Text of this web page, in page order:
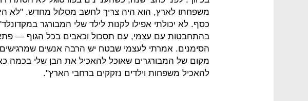
משפחתו לארץ, הוא היה צריך לחשב מסלול מחדש. "לא
כסף. לא יכולתי אפילו לקנות לילד שלי המבורגר
בהתחבטות עם עצמי, עם תסכול וכאבים בכל הגוף —
הסימנים. אמרתי לעצמי שבטח יש הרבה אנשים שמרגישים
מקום של המבורגרים שאוכל להאכיל את הבן שלי בכמה
להאכיל משפחות וילדים נזקקים ברחבי הארץ".